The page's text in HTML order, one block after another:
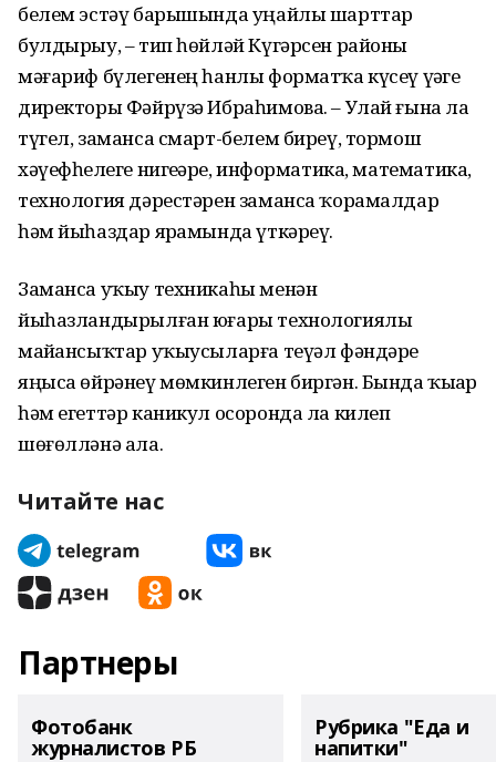
белем эстәү барышында уңайлы шарттар
булдырыу, – тип һөйләй Күгәрсен районы
мәғариф бүлегенең һанлы форматҡа күсеү үҙәге
директоры Фәйрүзә Ибраһимова. – Улай ғына ла
түгел, заманса смарт-белем биреү, тормош
хәүефһеҙлеге нигеҙҙәре, информатика, математика,
технология дәрестәрен заманса ҡорамалдар
һәм йыһаздар ярҙамында үткәреү.
Заманса уҡыу техникаһы менән
йыһазландырылған юғары технологиялы
майҙансыҡтар уҡыусыларға теүәл фәндәрҙе
яңыса өйрәнеү мөмкинлеген биргән. Бында ҡыҙҙар
һәм егеттәр каникул осоронда ла килеп
шөғөлләнә ала.
Читайте нас
Партнеры
Фотобанк
журналистов РБ
Рубрика "Еда и
напитки"